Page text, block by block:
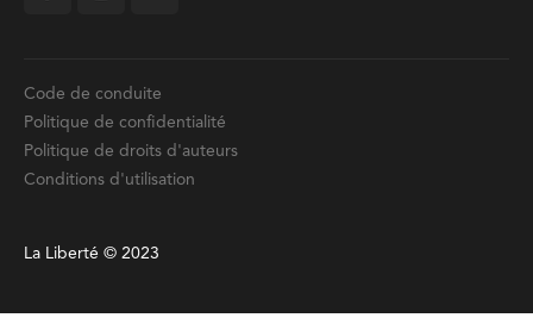
Code de conduite
Politique de confidentialité
Politique de droits d'auteurs
Conditions d'utilisation
La Liberté © 2023